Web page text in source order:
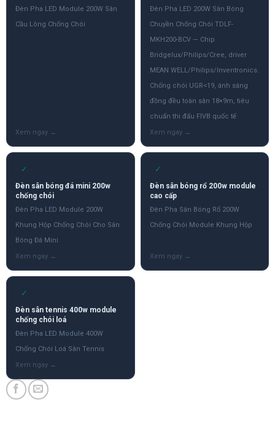
Đèn Pha LED Module 200W Sân
Cầu Lông Chống Chói
Đèn Pha LED 200W Sân Bóng
Chuyền Chống Chói TDLF-
MKH200-BCV — Chip
Bridgelux/Philips/Cree, driver
MEAN WELL/Philips/Inventronics.
Chống chói UGR<19, ánh sáng
đồng đều toàn sân 18×9m, tiêu
chuẩn thi đấu FIVB quốc tế
✓
Đèn sân bóng đá mini 200w
chống chói
Đèn Pha LED Module 200W
Khung Hộp Chống Chói Cho Sân
Bóng Đá Mini
✓
Đèn sân bóng rổ 200w module
cao cấp
Đèn Pha Sân Bóng Rổ 200W
Chống Chói Module Khung Hộp
✓
Đèn sân tennis 400w module
chống chói loá
Đèn Pha LED Module 400W
Chống Chói Loá Sân Tennis